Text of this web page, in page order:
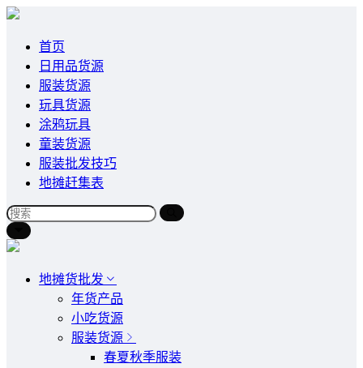
首页
日用品货源
服装货源
玩具货源
涂鸦玩具
童装货源
服装批发技巧
地摊赶集表
地摊货批发
年货产品
小吃货源
服装货源
春夏秋季服装